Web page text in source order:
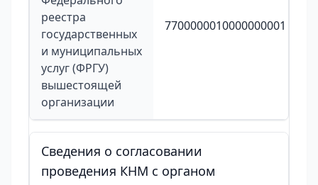
реестра
государственных
и муниципальных
услуг (ФРГУ)
вышестоящей
организации
7700000010000000001
Сведения о согласовании
проведения КНМ с органом